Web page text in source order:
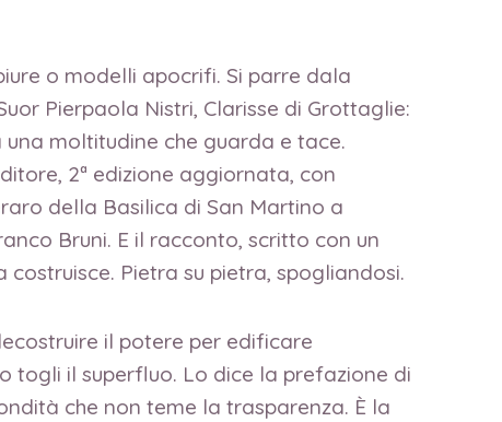
o modelli apocrifi. Si parre dala
Pierpaola Nistri, Clarisse di Grottaglie:
moltitudine che guarda e tace.
2ª edizione aggiornata, con
della Basilica di San Martino a
Bruni. E il racconto, scritto con un
costruisce. Pietra su pietra, spogliandosi.
il potere per edificare
togli il superfluo. Lo dice la prefazione di
che non teme la trasparenza. È la